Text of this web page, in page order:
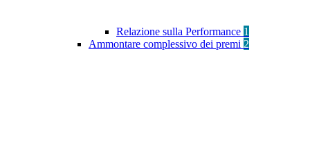
Relazione sulla Performance 1
Ammontare complessivo dei premi 2